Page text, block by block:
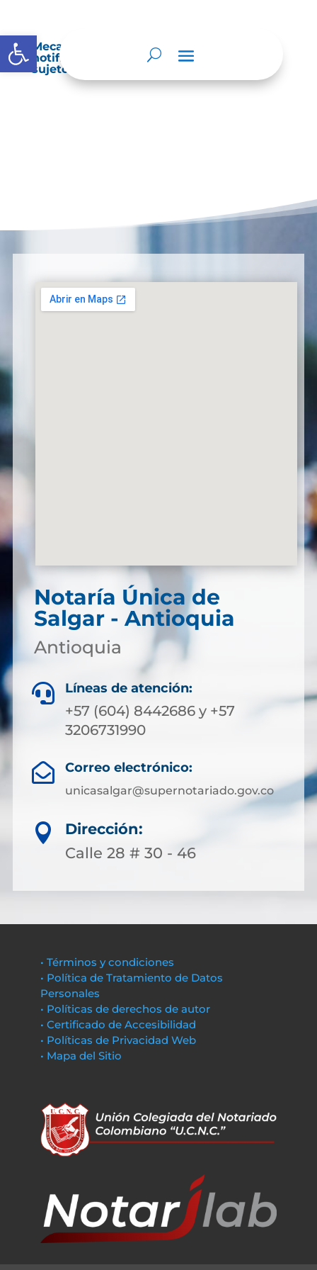
Abrir barra de herramientas
Mecanismos internos de supervisión,
notificación y vigilancia pertinente del
sujeto obligado
Notaría Única de
Salgar - Antioquia
Antioquia
 Líneas de atención:
+57 (604) 8442686 y +57
3206731990
 Correo electrónico:
unicasalgar@supernotariado.gov.co

Dirección:
Calle 28 # 30 - 46
• Términos y condiciones
• Política de Tratamiento de Datos
Personales
• Políticas de derechos de autor
• Certificado de Accesibilidad
• Políticas de Privacidad Web
• Mapa del Sitio